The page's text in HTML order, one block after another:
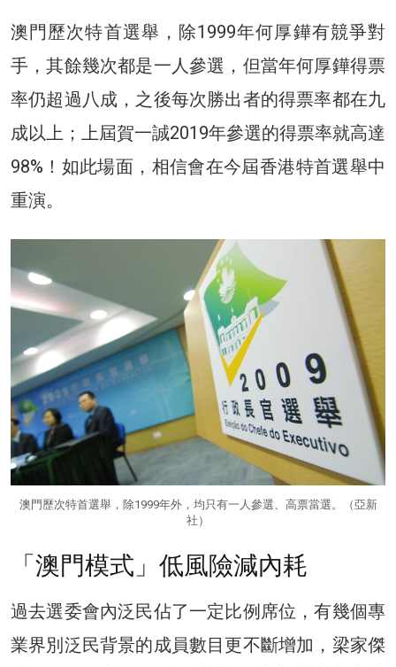
澳門歷次特首選舉，除1999年何厚鏵有競爭對
手，其餘幾次都是一人參選，但當年何厚鏵得票
率仍超過八成，之後每次勝出者的得票率都在九
成以上；上屆賀一誠2019年參選的得票率就高達
98%！如此場面，相信會在今屆香港特首選舉中
重演。
澳門歷次特首選舉，除1999年外，均只有一人參選、高票當選。（亞新
社）
「澳門模式」低風險減內耗
過去選委會內泛民佔了一定比例席位，有幾個專
業界別泛民背景的成員數目更不斷增加，梁家傑